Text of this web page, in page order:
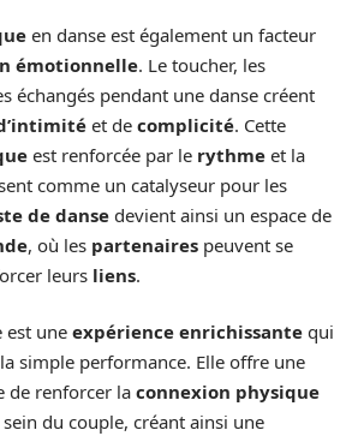
en danse est également un facteur
émotionnelle. Le toucher, les
échangés pendant une danse créent
et de complicité. Cette
est renforcée par le rythme et la
comme un catalyseur pour les
de danse devient ainsi un espace de
, où les partenaires peuvent se
leurs liens.
est une expérience enrichissante qui
simple performance. Elle offre une
de renforcer la connexion physique
du couple, créant ainsi une